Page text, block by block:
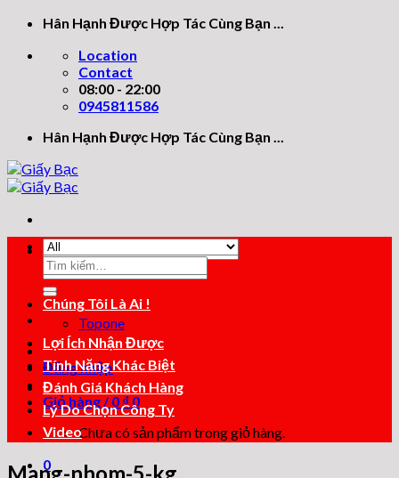
Skip
content
Hân Hạnh Được Hợp Tác Cùng Bạn ...
Location
Contact
08:00 - 22:00
0945811586
Hân Hạnh Được Hợp Tác Cùng Bạn ...
Tìm
kiếm:
Đăng nhập
Giỏ hàng /0 ₫ 0
Chưa có sản phẩm trong giỏ hàng.
0
Tìm
kiếm:
Chúng Tôi Là Ai !
Topone
Lợi Ích Nhận Được
Tính Năng Khác Biệt
Đánh Giá Khách Hàng
Lý Do Chọn Công Ty
Video